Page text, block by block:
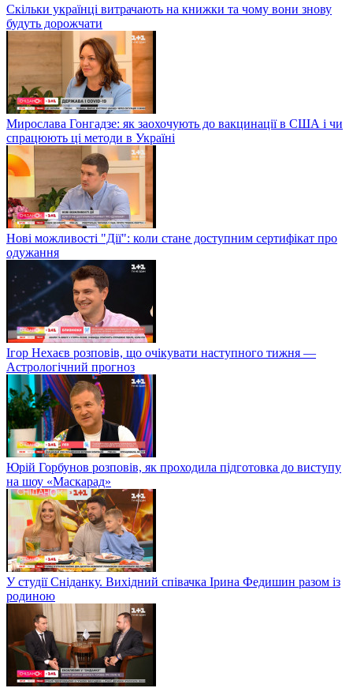
Скільки українці витрачають на книжки та чому вони знову
будуть дорожчати
Мирослава Гонгадзе: як заохочують до вакцинації в США і чи
спрацюють ці методи в Україні
Нові можливості "Дії": коли стане доступним сертифікат про
одужання
Ігор Нехаєв розповів, що очікувати наступного тижня —
Астрологічний прогноз
Юрій Горбунов розповів, як проходила підготовка до виступу
на шоу «Маскарад»
У студії Сніданку. Вихідний співачка Ірина Федишин разом із
родиною